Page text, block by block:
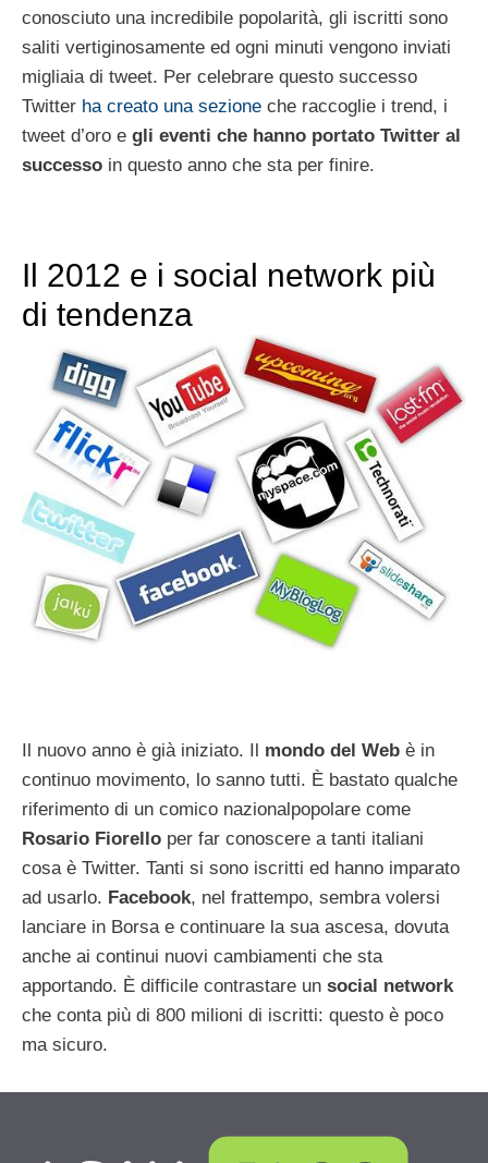
conosciuto una incredibile popolarità, gli iscritti sono
saliti vertiginosamente ed ogni minuti vengono inviati
migliaia di tweet. Per celebrare questo successo
Twitter ha creato una sezione che raccoglie i trend, i
tweet d’oro e gli eventi che hanno portato Twitter al
successo in questo anno che sta per finire.
Il 2012 e i social network più
di tendenza
Il nuovo anno è già iniziato. Il mondo del Web è in
continuo movimento, lo sanno tutti. È bastato qualche
riferimento di un comico nazionalpopolare come
Rosario Fiorello per far conoscere a tanti italiani
cosa è Twitter. Tanti si sono iscritti ed hanno imparato
ad usarlo. Facebook, nel frattempo, sembra volersi
lanciare in Borsa e continuare la sua ascesa, dovuta
anche ai continui nuovi cambiamenti che sta
apportando. È difficile contrastare un social network
che conta più di 800 milioni di iscritti: questo è poco
ma sicuro.